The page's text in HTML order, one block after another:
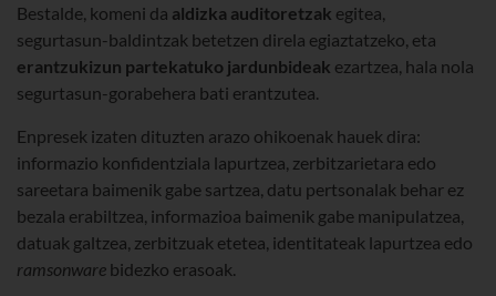
Bestalde, komeni da aldizka auditoretzak egitea,
segurtasun-baldintzak betetzen direla egiaztatzeko, eta
erantzukizun partekatuko jardunbideak ezartzea, hala nola
segurtasun-gorabehera bati erantzutea.
Enpresek izaten dituzten arazo ohikoenak hauek dira:
informazio konfidentziala lapurtzea, zerbitzarietara edo
sareetara baimenik gabe sartzea, datu pertsonalak behar ez
bezala erabiltzea, informazioa baimenik gabe manipulatzea,
datuak galtzea, zerbitzuak etetea, identitateak lapurtzea edo
ramsonware bidezko erasoak.